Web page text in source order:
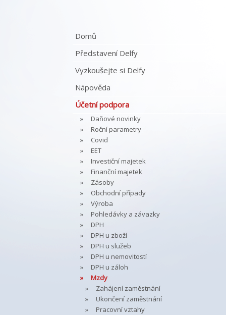
Domů
Představení Delfy
Vyzkoušejte si Delfy
Nápověda
Účetní podpora
Daňové novinky
Roční parametry
Covid
EET
Investiční majetek
Finanční majetek
Zásoby
Obchodní případy
Výroba
Pohledávky a závazky
DPH
DPH u zboží
DPH u služeb
DPH u nemovitostí
DPH u záloh
Mzdy
Zahájení zaměstnání
Ukončení zaměstnání
Pracovní vztahy